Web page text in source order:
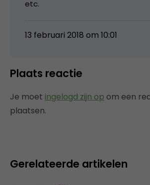
etc.
13 februari 2018 om 10:01
Plaats reactie
Je moet ingelogd zijn op om een
plaatsen.
Gerelateerde artikelen